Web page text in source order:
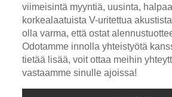
viimeisintä myyntiä, uusinta,
korkealaatuista V-uritettua
olla varma, että ostat
Odotamme innolla yhteistyötä
tietää lisää, voit ottaa meihin
vastaamme sinulle ajoissa!